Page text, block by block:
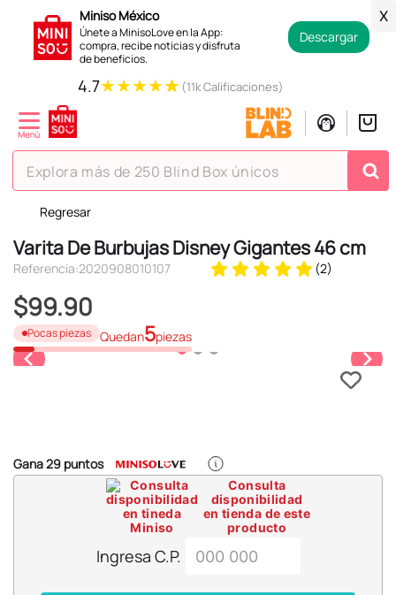
Miniso México
Únete a MinisoLove en la App:
compra, recibe noticias y disfruta
de beneficios.
Descargar
X
4.7★★★★★ (11k Calificaciones)
Explora más de 250 Blind Box únicos
Regresar
Varita De Burbujas Disney Gigantes 46 cm
Referencia:2020908010107 (2)
$99.90
Pocas piezas Quedan5piezas
Gana29 puntos
Consulta
disponibilidad
en tienda de este
producto
Ingresa C.P.
TÉRMINOS MÁS BUSCADOS
1.
hello kitty
2.
spiderman
3.
peluche
4.
osito cariñosito
5.
8.
bts